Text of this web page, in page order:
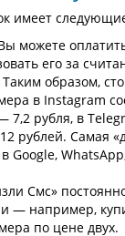
имеет
можете
его за
образом,
в Instagram
7,2 рубля, в
рублей. Самая
Google,
Смс»
— например,
по цене двух.